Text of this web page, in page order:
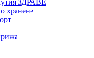
ЗДРАВЕ
хранене